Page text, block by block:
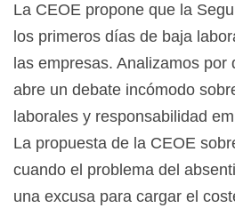
La CEOE propone que la
los primeros días de baja
las empresas. Analizamos por
abre un debate incómodo
laborales y responsabilidad
La propuesta de la CEOE
cuando el problema del
una excusa para cargar el